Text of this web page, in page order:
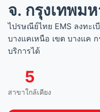
จ. กรุงเทพม
ไปรษณีย์ไทย EMS ลงทะ
บางแคเหนือ เขต บางแค
บริการได้
5
สาขาใกล้เคียง